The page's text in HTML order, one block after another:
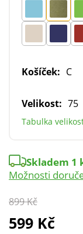
Košíček: C
Velikost: 75
Tabulka
899 Kč
599 Kč
Skladem 1
Možnosti